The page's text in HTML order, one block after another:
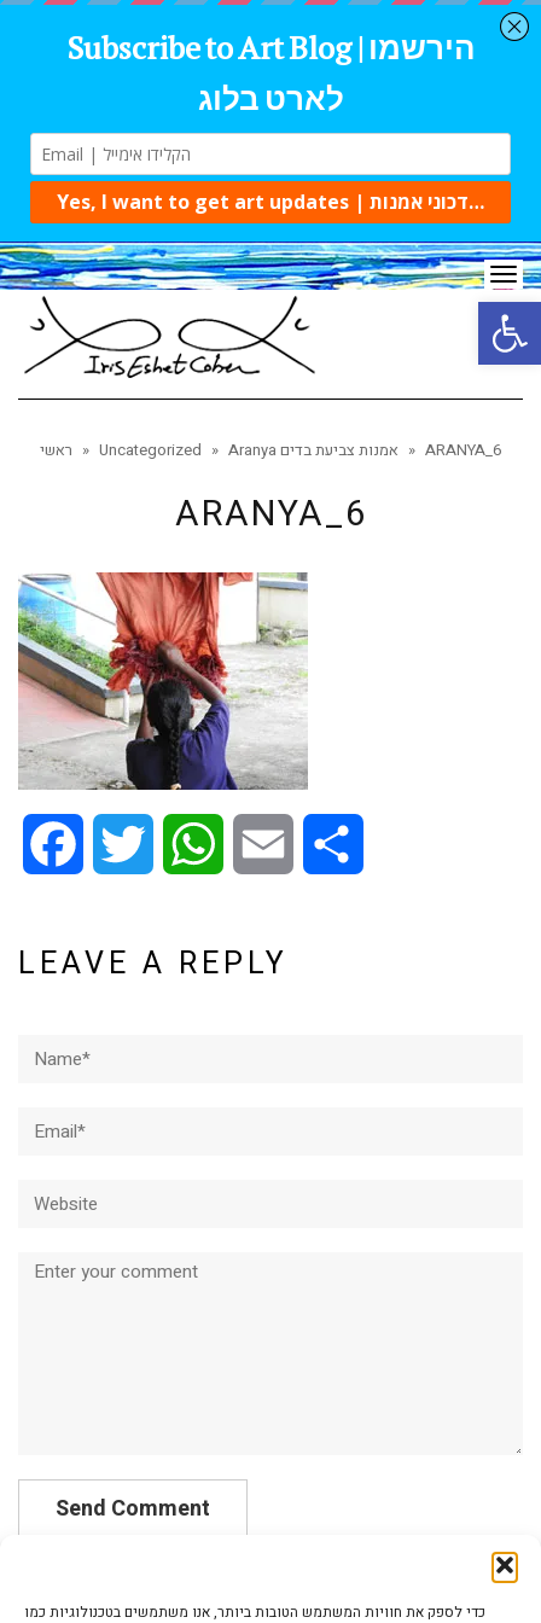
כדי לספק את חוויות המשתמש הטובות ביותר, אנו משתמשים בטכנולוגיות כמו
ראשי » Uncategorized » Aranya אמנות צביעת בדים » ARANYA_6
ARANYA_6
Facebook Twitter WhatsApp Email
LEAVE A REPLY
Comment